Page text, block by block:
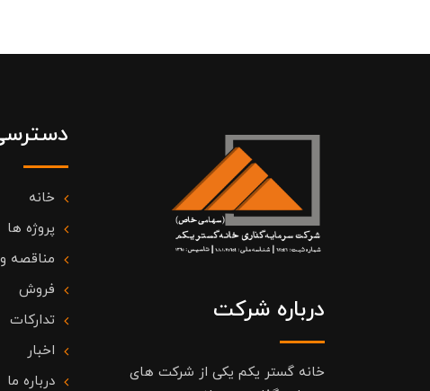
درباره شرکت
خانه گستر یکم یکی از شرکت های
خانه
پروژه ها
مناقصه و
فروش
تدارکات
اخبار
درباره ما